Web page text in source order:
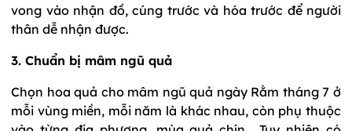
vong vào nhận đồ, cúng trước và hóa trước để người
thân dễ nhận được.
3. Chuẩn bị mâm ngũ quả
Chọn hoa quả cho mâm ngũ quả ngày Rằm tháng 7 ở
mỗi vùng miền, mỗi năm là khác nhau, còn phụ thuộc